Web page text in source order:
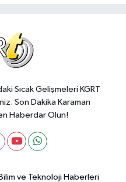
Sıcak Gelişmeleri KGRT
Son Dakika Karaman
Haberdar Olun!
Bilim ve Teknoloji Haberleri